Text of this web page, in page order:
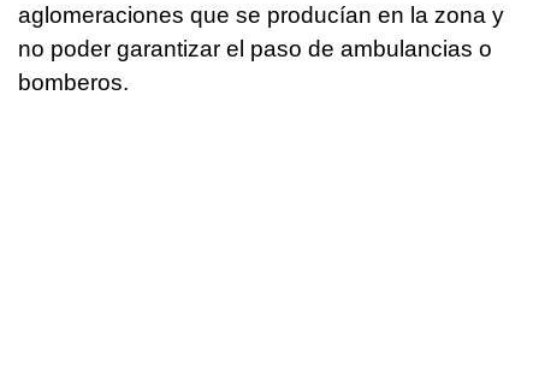
aglomeraciones que se producían en la zona y
no poder garantizar el paso de ambulancias o
bomberos.